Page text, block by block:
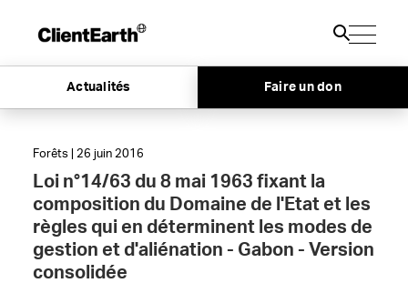
Actualités Faire un don
Forêts | 26 juin 2016
Loi n°14/63 du 8 mai 1963 fixant la
composition du Domaine de l'Etat et les
règles qui en déterminent les modes de
gestion et d'aliénation - Gabon - Version
consolidée